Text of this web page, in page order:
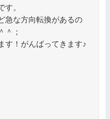
。
急な方向転換があるの
＾；
す！がんばってきます♪